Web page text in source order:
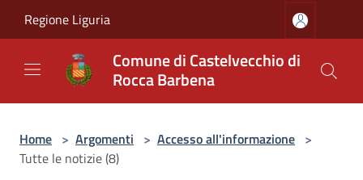
Regione Liguria
Comune di Castelvecchio di
Rocca Barbena
Home > Argomenti > Accesso all'informazione >
Tutte le notizie (8)